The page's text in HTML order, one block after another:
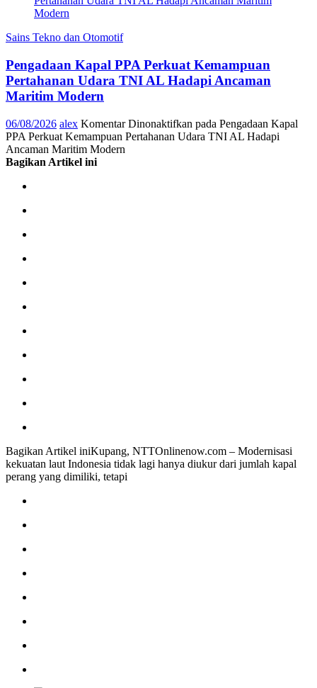
Sains Tekno dan Otomotif
Pengadaan Kapal PPA Perkuat Kemampuan
Pertahanan Udara TNI AL Hadapi Ancaman
Maritim Modern
06/08/2026 alex Komentar Dinonaktifkan pada Pengadaan Kapal
PPA Perkuat Kemampuan Pertahanan Udara TNI AL Hadapi
Ancaman Maritim Modern
Bagikan Artikel ini
Bagikan Artikel iniKupang, NTTOnlinenow.com – Modernisasi
kekuatan laut Indonesia tidak lagi hanya diukur dari jumlah kapal
perang yang dimiliki, tetapi